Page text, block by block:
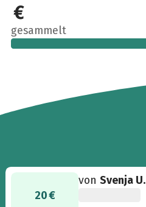
1.045 €
gesammelt
20 €
vonSvenja U.